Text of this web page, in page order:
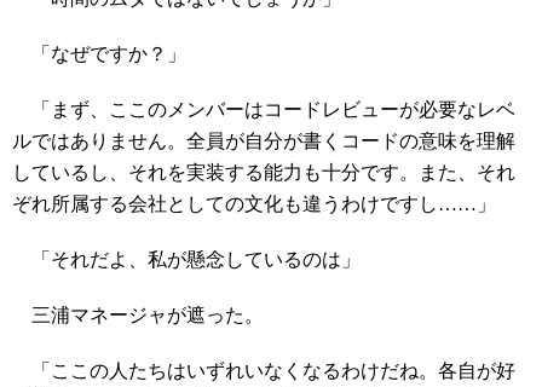
「なぜですか？」
「まず、ここのメンバーはコードレビューが必要なレベ
ルではありません。全員が自分が書くコードの意味を理解
しているし、それを実装する能力も十分です。また、それ
ぞれ所属する会社としての文化も違うわけですし……」
「それだよ、私が懸念しているのは」
三浦マネージャが遮った。
「ここの人たちはいずれいなくなるわけだね。各自が好